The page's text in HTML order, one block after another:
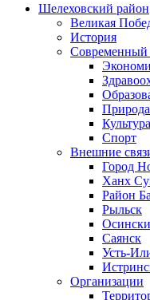
Шелеховский район
Великая
История
Современный
Культура
Спорт
Внешние
Город
Ханх
Район
Рыльск
Саянск
Усть-
Организации